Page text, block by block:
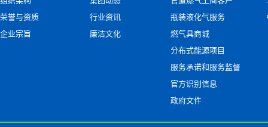
荣誉与资质
企业宗旨
行业资讯
廉洁文化
瓶装液化气服务
燃气具商城
分布式能源项目
服务承诺和服务监督
官方识别信息
政府文件